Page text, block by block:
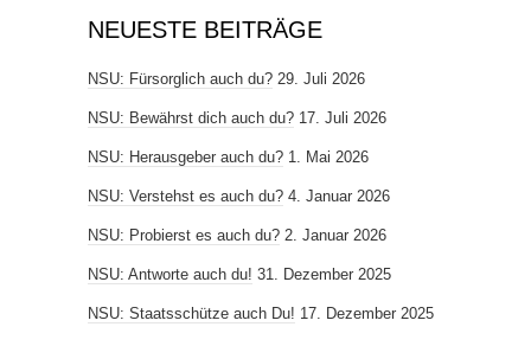
NEUESTE BEITRÄGE
NSU: Fürsorglich auch du? 29. Juli 2026
NSU: Bewährst dich auch du? 17. Juli 2026
NSU: Herausgeber auch du? 1. Mai 2026
NSU: Verstehst es auch du? 4. Januar 2026
NSU: Probierst es auch du? 2. Januar 2026
NSU: Antworte auch du! 31. Dezember 2025
NSU: Staatsschütze auch Du! 17. Dezember 2025